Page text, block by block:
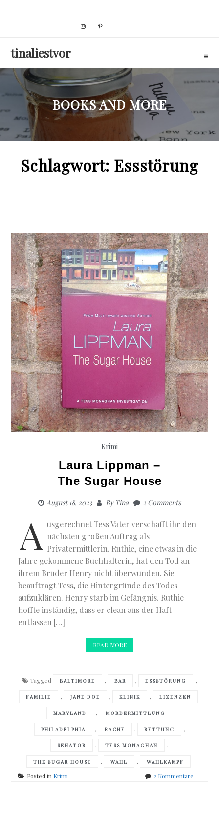
tinaliestvor
BOOKS AND MORE
Schlagwort: Essstörung
Krimi
Laura Lippman –
The Sugar House
August 18, 2023 ByTina 2 Comments
A usgerechnet Tess Vater verschafft ihr den
nächsten großen Auftrag als
Privatermittlerin. Ruthie, eine etwas in die
Jahre gekommene Buchhalterin, hat den Tod an
ihrem Bruder Henry nicht überwunden. Sie
beauftragt Tess, die Hintergründe des Todes
aufzuklären. Henry starb im Gefängnis. Ruthie
hoffte inständig, dass er clean aus der Haft
entlassen […]
READ MORE
Tagged BALTIMORE , BAR , ESSSTÖRUNG ,
FAMILIE , JANE DOE , KLINIK , LIZENZEN
, MARYLAND , MORDERMITTLUNG ,
PHILADELPHIA , RACHE , RETTUNG ,
SENATOR , TESS MONAGHAN ,
THE SUGAR HOUSE , WAHL , WAHLKAMPF
Posted in Krimi 2 Kommentarezu